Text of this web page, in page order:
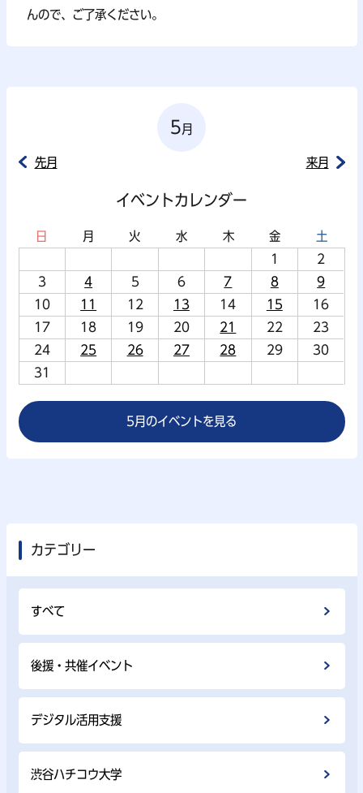
んので、ご了承ください。
5月
先月 来月
イベントカレンダー
日 月 火 水 木 金
土
1
2
3
4 5 6 7 8
9
10
11 12 13 14 15
16
17
18 19 20 21 22
23
24
25 26 27 28 29
30
31
5月のイベントを見る
カテゴリー
すべて
後援・共催イベント
デジタル活用支援
渋谷ハチコウ大学